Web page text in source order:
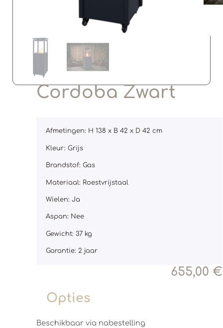
Cordoba Zwart
Afmetingen: H 138 x B 42 x D 42 cm
Kleur: Grijs
Brandstof: Gas
Materiaal: Roestvrijstaal
Wielen: Ja
Aspan: Nee
Gewicht: 37 kg
Garantie: 2 jaar
655,00 €
Opties
Beschikbaar via nabestelling